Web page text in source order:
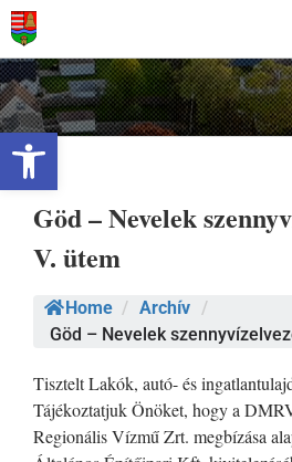
Eszköztár megnyitása
Kihagyás
Göd – Nevelek
V. ütem
Home / Archív /
Göd – Nevelek
Tisztelt Lakók, autó- és
Tájékoztatjuk Önöket, hogy a
Regionális Vízmű Zrt. megbízása